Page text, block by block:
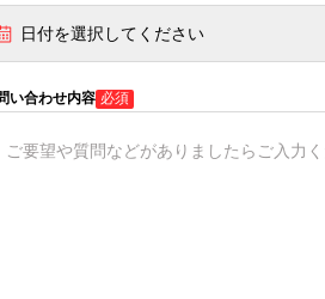
日付を選択してください
い合わせ内容 必須